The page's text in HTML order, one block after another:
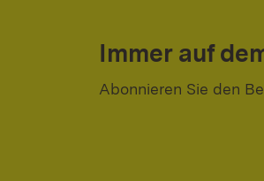
Immer auf
Abonnieren Sie den